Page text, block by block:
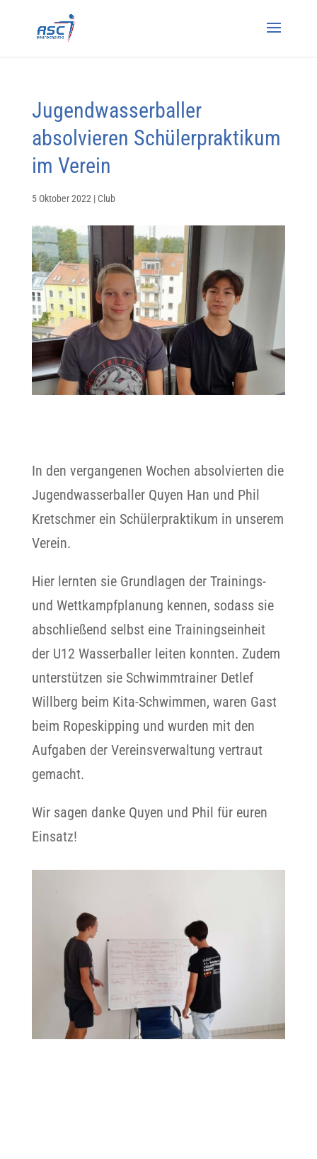
Jugendwasserballer
absolvieren Schülerpraktikum
im Verein
5 Oktober 2022 | Club
In den vergangenen Wochen absolvierten die
Jugendwasserballer Quyen Han und Phil
Kretschmer ein Schülerpraktikum in unserem
Verein.
Hier lernten sie Grundlagen der Trainings-
und Wettkampfplanung kennen, sodass sie
abschließend selbst eine Trainingseinheit
der U12 Wasserballer leiten konnten. Zudem
unterstützen sie Schwimmtrainer Detlef
Willberg beim Kita-Schwimmen, waren Gast
beim Ropeskipping und wurden mit den
Aufgaben der Vereinsverwaltung vertraut
gemacht.
Wir sagen danke Quyen und Phil für euren
Einsatz!